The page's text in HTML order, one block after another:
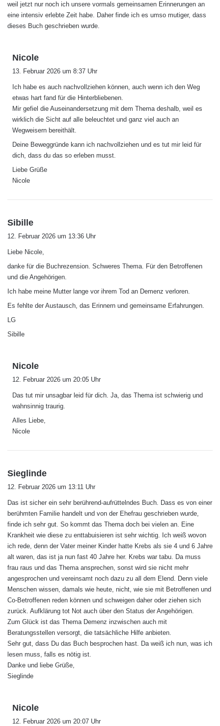
weil jetzt nur noch ich unsere vormals gemeinsamen Erinnerungen an
eine intensiv erlebte Zeit habe. Daher finde ich es umso mutiger, dass
dieses Buch geschrieben wurde.
Nicole
t
:
13. Februar 2026 um 8:37 Uhr
Ich habe es auch nachvollziehen können, auch wenn ich den Weg
etwas hart fand für die Hinterbliebenen.
Mir gefiel die Auseinandersetzung mit dem Thema deshalb, weil es
wirklich die Sicht auf alle beleuchtet und ganz viel auch an
Wegweisern bereithält.
Deine Beweggründe kann ich nachvollziehen und es tut mir leid für
dich, dass du das so erleben musst.
Liebe Grüße
Nicole
Sibille
t
:
12. Februar 2026 um 13:36 Uhr
Liebe Nicole,
danke für die Buchrezension. Schweres Thema. Für den Betroffenen
und die Angehörigen.
Ich habe meine Mutter lange vor ihrem Tod an Demenz verloren.
Es fehlte der Austausch, das Erinnern und gemeinsame Erfahrungen.
LG
Sibille
Nicole
t
:
12. Februar 2026 um 20:05 Uhr
Das tut mir unsagbar leid für dich. Ja, das Thema ist schwierig und
wahnsinnig traurig.
Alles Liebe,
Nicole
Sieglinde
a
:
12. Februar 2026 um 13:11 Uhr
Das ist sicher ein sehr berührend-aufrüttelndes Buch. Dass es von einer
berühmten Familie handelt und von der Ehefrau geschrieben wurde,
finde ich sehr gut. So kommt das Thema doch bei vielen an. Eine
Krankheit wie diese zu enttabuisieren ist sehr wichtig. Ich weiß wovon
ich rede, denn der Vater meiner Kinder hatte Krebs als sie 4 und 6 Jahre
alt waren, das ist ja nun fast 40 Jahre her. Krebs war tabu. Da muss
frau raus und das Thema ansprechen, sonst wird sie nicht mehr
angesprochen und vereinsamt noch dazu zu all dem Elend. Denn viele
Menschen wissen, damals wie heute, nicht, wie sie mit Betroffenen und
Co-Betroffenen reden können und schweigen daher oder ziehen sich
zurück. Aufklärung tot Not auch über den Status der Angehörigen.
Zum Glück ist das Thema Demenz inzwischen auch mit
Beratungsstellen versorgt, die tatsächliche Hilfe anbieten.
Sehr gut, dass Du das Buch besprochen hast. Da weiß ich nun, was ich
lesen muss, falls es nötig ist.
Danke und liebe Grüße,
Sieglinde
Nicole
12. Februar 2026 um 20:07 Uhr